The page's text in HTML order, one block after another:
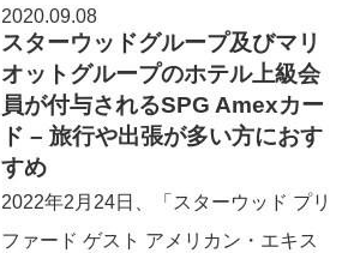
2020.09.08
スターウッドグループ及びマリ
オットグループのホテル上級会
員が付与されるSPG Amexカー
ド – 旅行や出張が多い方におす
すめ
2022年2⽉24日、「スターウッド プリ
ファード ゲスト アメリカン・エキス